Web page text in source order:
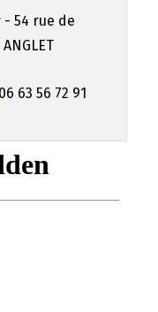
- 54 rue de
06 63 56 72 91